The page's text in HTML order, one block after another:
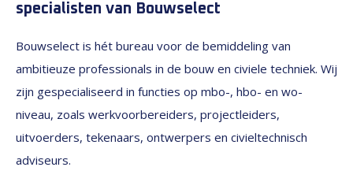
specialisten van Bouwselect
Bouwselect is hét bureau voor de bemiddeling van
ambitieuze professionals in de bouw en civiele techniek. Wij
zijn gespecialiseerd in functies op mbo-, hbo- en wo-
niveau, zoals werkvoorbereiders, projectleiders,
uitvoerders, tekenaars, ontwerpers en civieltechnisch
adviseurs.